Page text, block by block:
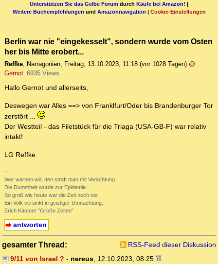
Unterstützen Sie das Gelbe Forum durch Käufe bei Amazon! |
Weitere Buchempfehlungen und Amazonnavigation | Cookie-Einstellungen
Berlin war nie "eingekesselt", sondern wurde vom Osten
her bis Mitte erobert...
Reffke, Narragonien, Freitag, 13.10.2023, 11:18 (vor 1028 Tagen) @
Gernot 6935 Views
Hallo Gernot und allerseits,
Deswegen war Alles ==> von Franklfurt/Oder bis Brandenburger Tor
zerstört ...
Der Westteil - das Filetstück für die Triaga (USA-GB-F) war relativ
intakt!
LG Reffke
--
Wer warnen will, den straft man mit Verachtung.
Die Dummheit wurde zur Epidemie.
So groß wie heute war die Zeit noch nie.
Ein Volk versinkt in geistiger Umnachtung.
Erich Kästner "Große Zeiten"
antworten
gesamter Thread:
RSS-Feed dieser Diskussion
9/11 von Israel ? - nereus, 12.10.2023, 08:25